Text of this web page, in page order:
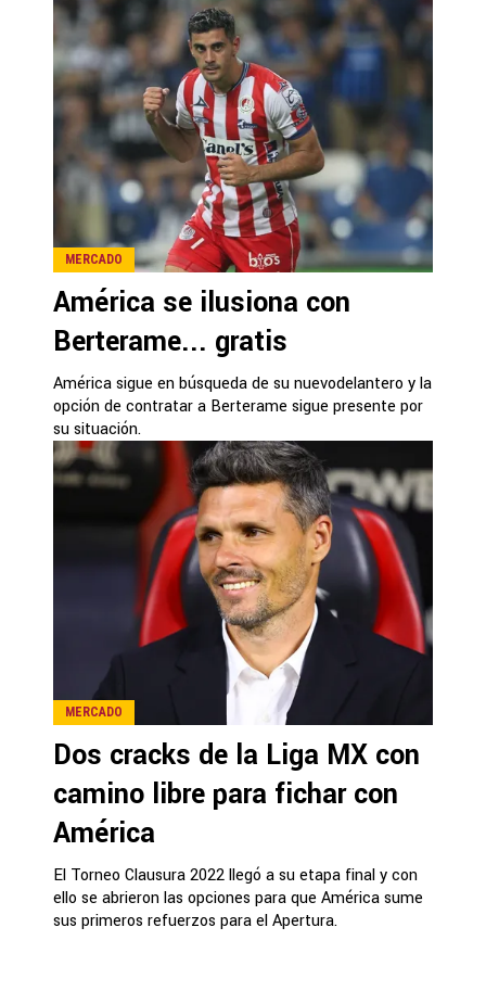
MERCADO
América se ilusiona con
Berterame... gratis
América sigue en búsqueda de su nuevodelantero y la
opción de contratar a Berterame sigue presente por
su situación.
MERCADO
Dos cracks de la Liga MX con
camino libre para fichar con
América
El Torneo Clausura 2022 llegó a su etapa final y con
ello se abrieron las opciones para que América sume
sus primeros refuerzos para el Apertura.